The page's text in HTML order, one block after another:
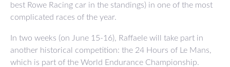
best Rowe Racing car in the standings) in one of the most
complicated races of the year.
In two weeks (on June 15-16), Raffaele will take part in
another historical competition: the 24 Hours of Le Mans,
which is part of the World Endurance Championship.